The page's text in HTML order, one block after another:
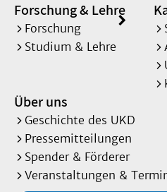
Forschung & Lehre
Forschung
Studium & Lehre
Über uns
Geschichte des UKD
Pressemitteilungen
Spender & Förderer
Veranstaltungen &